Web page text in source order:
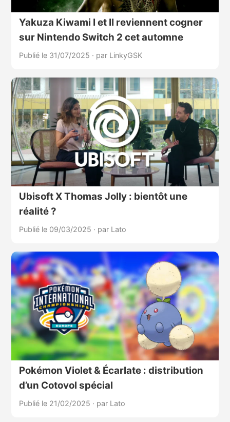
Yakuza Kiwami I et II reviennent cogner
sur Nintendo Switch 2 cet automne
Publié le 31/07/2025 · par LinkyGSK
Ubisoft X Thomas Jolly : bientôt une
réalité ?
Publié le 09/03/2025 · par Lato
Pokémon Violet & Écarlate : distribution
d’un Cotovol spécial
Publié le 21/02/2025 · par Lato